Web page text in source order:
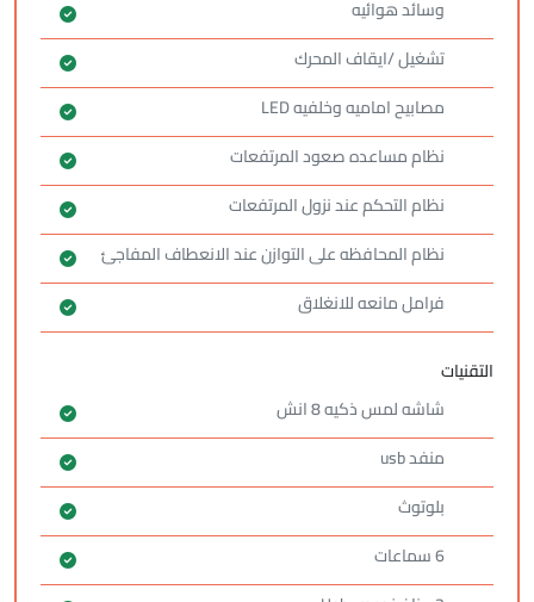
وسائد هوائيه
تشغيل /ايقاف المحرك
مصابيح اماميه وخلفيه LED
نظام مساعده صعود المرتفعات
نظام التحكم عند نزول المرتفعات
نظام المحافظه على التوازن عند الانعطاف المفاجئ
فرامل مانعه للانغلاق
التقنيات
شاشه لمس ذكيه 8 انش
منفد usb
بلوتوث